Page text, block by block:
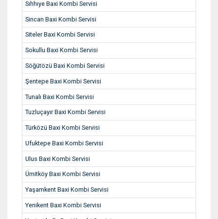
Sıhhıye Baxi Kombi Servisi
Sincan Baxi Kombi Servisi
Siteler Baxi Kombi Servisi
Sokullu Baxi Kombi Servisi
Söğütözü Baxi Kombi Servisi
Şentepe Baxi Kombi Servisi
Tunalı Baxi Kombi Servisi
Tuzluçayır Baxi Kombi Servisi
Türközü Baxi Kombi Servisi
Ufuktepe Baxi Kombi Servisi
Ulus Baxi Kombi Servisi
Ümitköy Baxi Kombi Servisi
Yaşamkent Baxi Kombi Servisi
Yenikent Baxi Kombi Servisi